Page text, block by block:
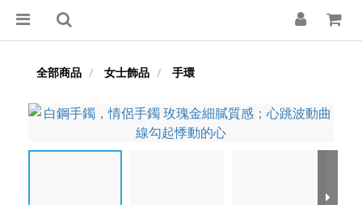
全部商品 女士飾品 手環